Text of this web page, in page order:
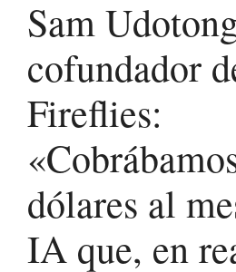
Sam
cofundador
Fireflies:
dólares al
IA que, en